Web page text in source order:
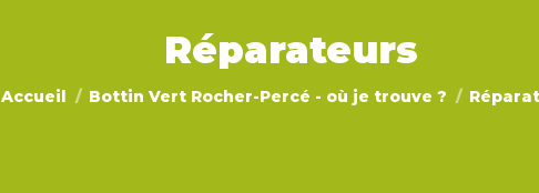
Réparateurs
Accueil Bottin Vert Rocher-Percé - où je trouve ?